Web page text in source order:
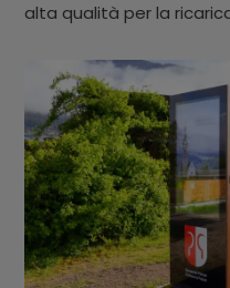
alta qualità per la